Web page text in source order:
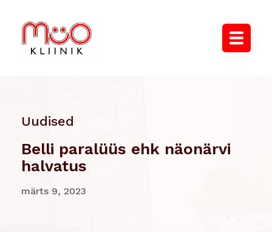
Uudised
Belli paralüüs ehk näonärvi
halvatus
märts 9, 2023